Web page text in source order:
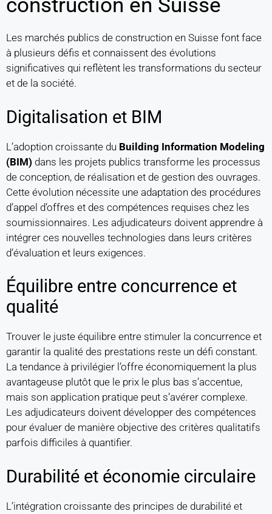
construction en Suisse
Les marchés publics de construction en Suisse font face
à plusieurs défis et connaissent des évolutions
significatives qui reflètent les transformations du secteur
et de la société.
Digitalisation et BIM
L’adoption croissante du Building Information Modeling
(BIM) dans les projets publics transforme les processus
de conception, de réalisation et de gestion des ouvrages.
Cette évolution nécessite une adaptation des procédures
d’appel d’offres et des compétences requises chez les
soumissionnaires. Les adjudicateurs doivent apprendre à
intégrer ces nouvelles technologies dans leurs critères
d’évaluation et leurs exigences.
Équilibre entre concurrence et
qualité
Trouver le juste équilibre entre stimuler la concurrence et
garantir la qualité des prestations reste un défi constant.
La tendance à privilégier l’offre économiquement la plus
avantageuse plutôt que le prix le plus bas s’accentue,
mais son application pratique peut s’avérer complexe.
Les adjudicateurs doivent développer des compétences
pour évaluer de manière objective des critères qualitatifs
parfois difficiles à quantifier.
Durabilité et économie circulaire
L’intégration croissante des principes de durabilité et